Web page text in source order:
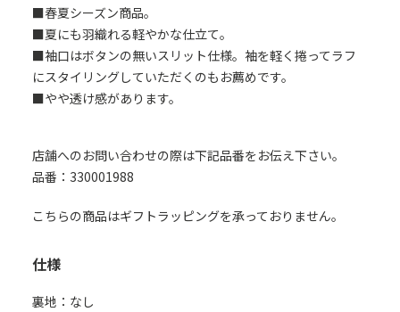
■春夏シーズン商品。
■夏にも羽織れる軽やかな仕立て。
■袖口はボタンの無いスリット仕様。袖を軽く捲ってラフ
にスタイリングしていただくのもお薦めです。
■やや透け感があります。
店舗へのお問い合わせの際は下記品番をお伝え下さい。
品番：330001988
こちらの商品はギフトラッピングを承っておりません。
仕様
裏地：なし